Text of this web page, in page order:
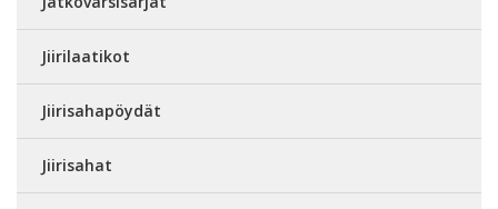
Jiirilaatikot
Jiirisahapöydät
Jiirisahat